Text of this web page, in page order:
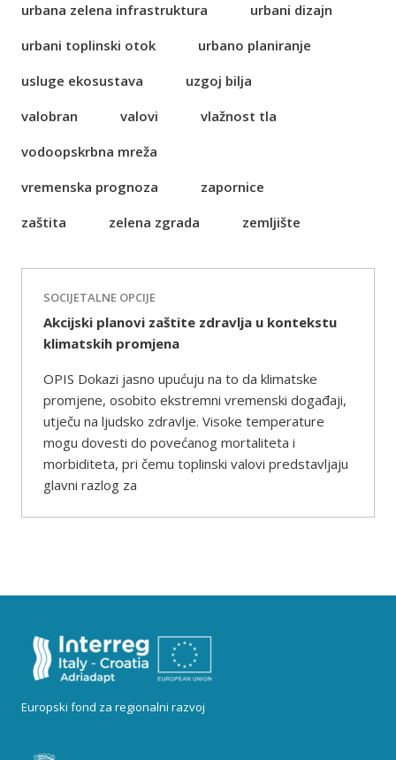
urbana zelena infrastruktura
urbani dizajn
urbani toplinski otok
urbano planiranje
usluge ekosustava
uzgoj bilja
valobran
valovi
vlažnost tla
vodoopskrbna mreža
vremenska prognoza
zapornice
zaštita
zelena zgrada zemljište
SOCIJETALNE OPCIJE
Akcijski planovi zaštite zdravlja u kontekstu
klimatskih promjena
OPIS Dokazi jasno upućuju na to da klimatske
promjene, osobito ekstremni vremenski događaji,
utječu na ljudsko zdravlje. Visoke temperature
mogu dovesti do povećanog mortaliteta i
morbiditeta, pri čemu toplinski valovi predstavljaju
glavni razlog za
Europski fond za regionalni razvoj